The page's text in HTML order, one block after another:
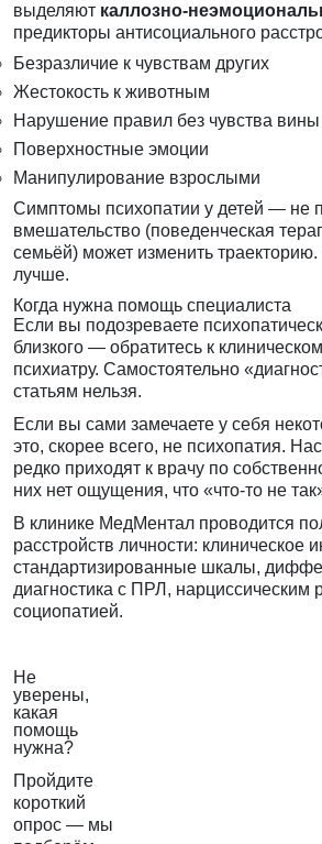
выделяют каллозно-
предикторы антисоциального
Безразличие к чувствам других
Жестокость к животным
Нарушение правил без чувства вины
Поверхностные эмоции
Манипулирование взрослыми
Симптомы психопатии у детей — не
вмешательство (поведенческая
семьёй) может изменить
лучше.
Когда нужна помощь специалиста
Если вы подозреваете
близкого — обратитесь к
психиатру. Самостоятельно
статьям нельзя.
Если вы сами замечаете у себя
это, скорее всего, не психопатия.
редко приходят к врачу по
них нет ощущения, что «что-то не
В клинике МедМентал проводится
расстройств личности: клиническое
стандартизированные шкалы,
диагностика с ПРЛ, нарциссическим
социопатией.
Не
уверены,
какая
помощь
нужна?
Пройдите
короткий
опрос — мы